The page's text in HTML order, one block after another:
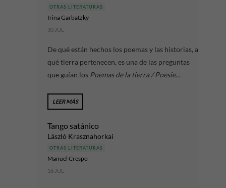
OTRAS LITERATURAS
Irina Garbatzky
30 JUL
De qué están hechos los poemas y las historias, a
qué tierra pertenecen, es una de las preguntas
que guían los Poemas de la tierra / Poesie...
LEER MÁS
Tango satánico
László Krasznahorkai
OTRAS LITERATURAS
Manuel Crespo
16 JUL